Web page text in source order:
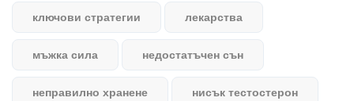
ключови стратегии лекарства
мъжка сила недостатъчен сън
неправилно хранене нисък тестостерон